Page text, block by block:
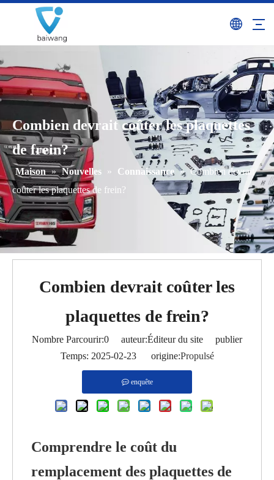
Combien devrait coûter les plaquettes
de frein?
Maison » Nouvelles » Connaissance » Combien devrait
coûter les plaquettes de frein?
Combien devrait coûter les
plaquettes de frein?
Nombre Parcourir:0 auteur:Éditeur du site publier
Temps: 2025-02-23 origine:Propulsé
enquête
Comprendre le coût du
remplacement des plaquettes de